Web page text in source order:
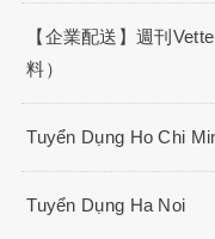
【企業配送】週刊
料）
Tuyển Dụng Ho Chi
Tuyển Dụng Ha Noi